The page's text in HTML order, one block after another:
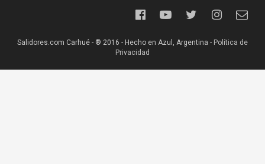
Salidores.com Carhué - ® 2016 - Hecho en Azul, Argentina - Política de
Privacidad